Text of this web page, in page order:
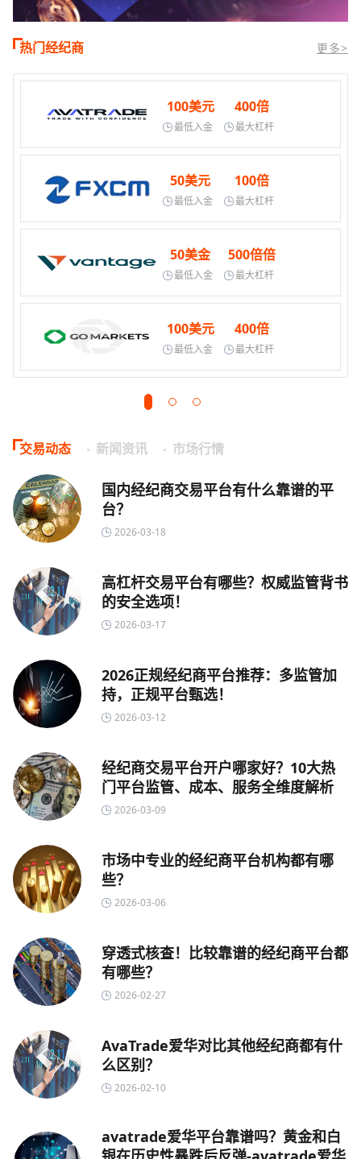
热门经纪商 更多>
100美元
最低入金
400倍
最大杠杆
50美元
最低入金
100倍
最大杠杆
50美金
最低入金
500倍倍
最大杠杆
100美元
最低入金
400倍
最大杠杆
交易动态 新闻资讯 市场行情
国内经纪商交易平台有什么靠谱的平
台？
2026-03-18
高杠杆交易平台有哪些？权威监管背书
的安全选项！
2026-03-17
2026正规经纪商平台推荐：多监管加
持，正规平台甄选！
2026-03-12
经纪商交易平台开户哪家好？10大热
门平台监管、成本、服务全维度解析
2026-03-09
市场中专业的经纪商平台机构都有哪
些？
2026-03-06
穿透式核查！比较靠谱的经纪商平台都
有哪些？
2026-02-27
AvaTrade爱华对比其他经纪商都有什
么区别？
2026-02-10
avatrade爱华平台靠谱吗？黄金和白